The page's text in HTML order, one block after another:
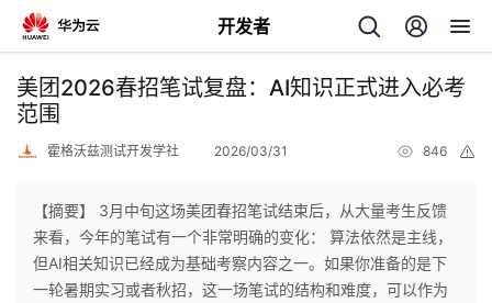
开发者
返
回
个
美团2026春招笔试复盘：AI知识正式进入必考
范围
霍格沃兹测试开发学社 2026/03/31 846
【摘要】 3月中旬这场美团春招笔试结束后，从大量考生反馈
来看，今年的笔试有一个非常明确的变化： 算法依然是主线，
但AI相关知识已经成为基础考察内容之一。如果你准备的是下
一轮暑期实习或者秋招，这一场笔试的结构和难度，可以作为